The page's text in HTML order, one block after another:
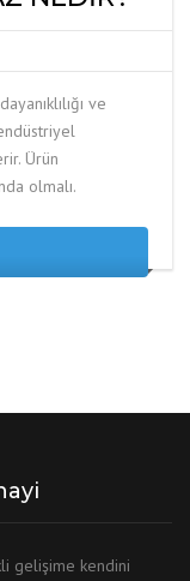
ve
Ürün
olmalı.
gelişime kendini